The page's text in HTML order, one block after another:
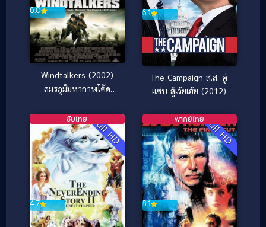
6.0
Windtalkers (2002)
สมรภูมิมหากาฬโค้ด
6.1
The Campaign ส.ส. คู่
แซ่บ สู้เว้ยเฮ้ย (2012)
Full HD
4.7
ซับไทย Full HD
8.1
พากย์ไทย